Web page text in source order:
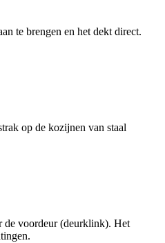
te brengen en het dekt direct.
op de kozijnen van staal
de voordeur (deurklink). Het